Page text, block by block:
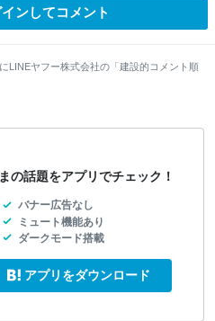
ンしてコメント
LINEヤフー株式会社の「建設的コメント順
の話題をアプリでチェック！
バナー広告なし
ミュート機能あり
ダークモード搭載
アプリをダウンロード